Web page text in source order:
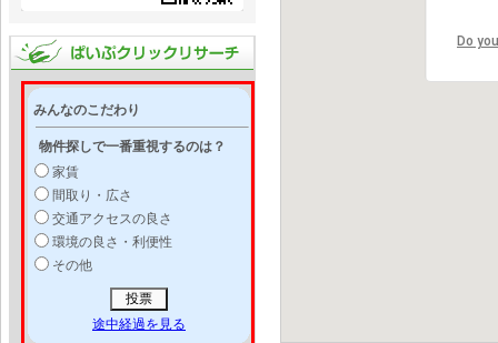
みんなのこだわり
物件探しで一番重視するのは？
家賃
間取り・広さ
交通アクセスの良さ
環境の良さ・利便性
その他
途中経過を見る
Do